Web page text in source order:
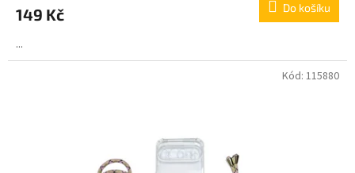
149 Kč Do košíku
...
Kód: 115880